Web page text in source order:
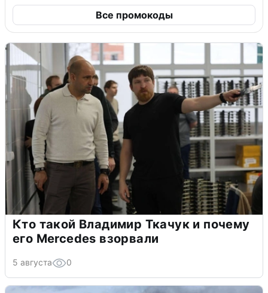
Все промокоды
Кто такой Владимир Ткачук и почему
его Mercedes взорвали
5 августа 0